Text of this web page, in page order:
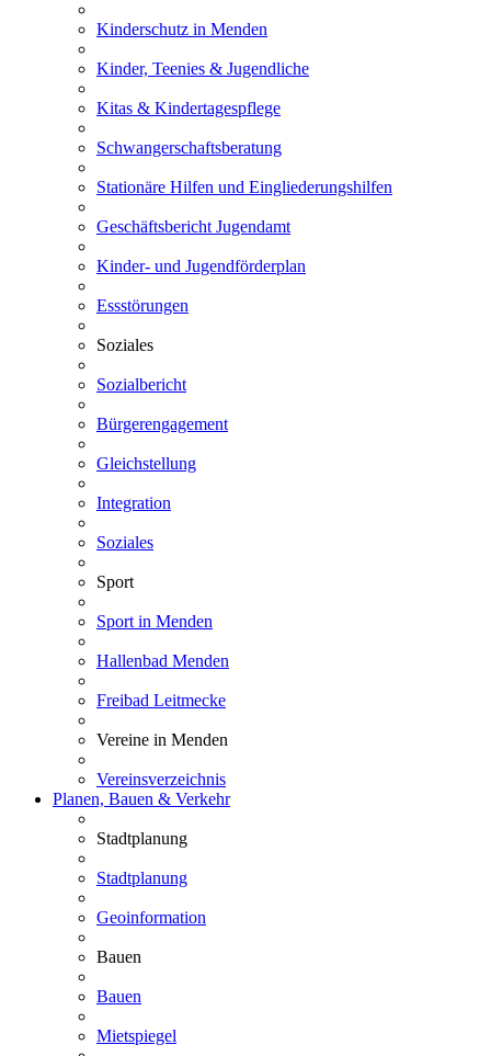
Kinderschutz in Menden
Kinder, Teenies & Jugendliche
Kitas & Kindertagespflege
Schwangerschaftsberatung
Stationäre Hilfen und Eingliederungshilfen
Geschäftsbericht Jugendamt
Kinder- und Jugendförderplan
Essstörungen
Soziales
Sozialbericht
Bürgerengagement
Gleichstellung
Integration
Soziales
Sport
Sport in Menden
Hallenbad Menden
Freibad Leitmecke
Vereine in Menden
Vereinsverzeichnis
Planen, Bauen & Verkehr
Stadtplanung
Stadtplanung
Geoinformation
Bauen
Bauen
Mietspiegel